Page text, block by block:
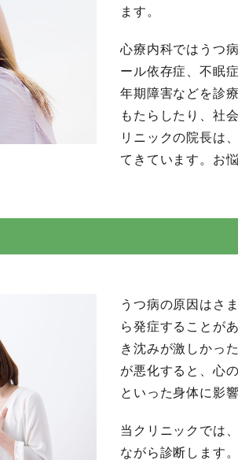
ます。
心療内科ではうつ
ール依存症、不眠
年期障害などを診
もたらしたり、社
リニックの院長は
てきています。お
うつ病の原因はさ
ら発症することが
き沈みが激しかっ
が悪化すると、心
といった身体に影
当クリニックでは
ながら診断します